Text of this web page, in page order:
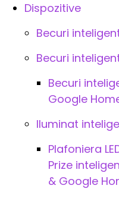
Dispozitive
Becuri
Becuri
Becuri
Google
Iluminat
Plafoniera
Prize
& Google